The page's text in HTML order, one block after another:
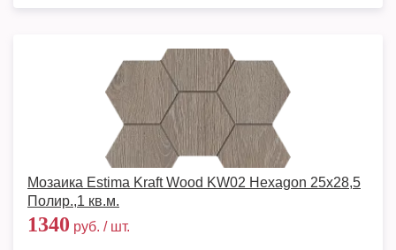
Мозаика Estima Kraft Wood KW02 Hexagon 25x28,5
Полир.,1 кв.м.
1340 руб. / шт.